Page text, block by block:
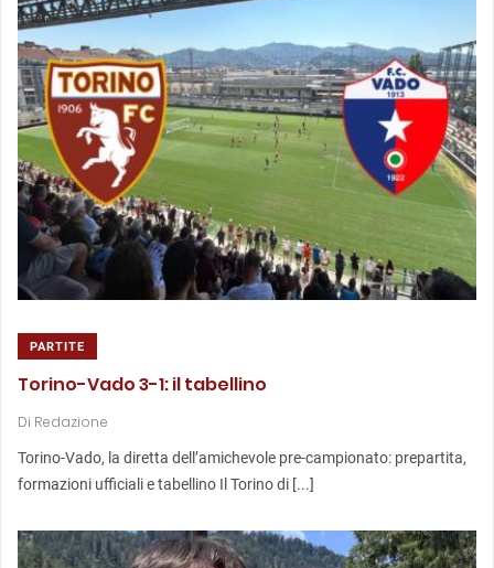
PARTITE
Torino-Vado 3-1: il tabellino
Di Redazione
Torino-Vado, la diretta dell’amichevole pre-campionato: prepartita,
formazioni ufficiali e tabellino Il Torino di [...]